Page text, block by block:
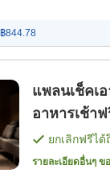
฿844.78
แพลนเช็คเ
อาหารเช้า
ยกเลิกฟรีได้
รายละเอียดอื่นๆ